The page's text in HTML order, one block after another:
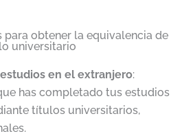
para obtener la equivalencia de
universitario
en el extranjero:
has completado tus estudios
títulos universitarios,